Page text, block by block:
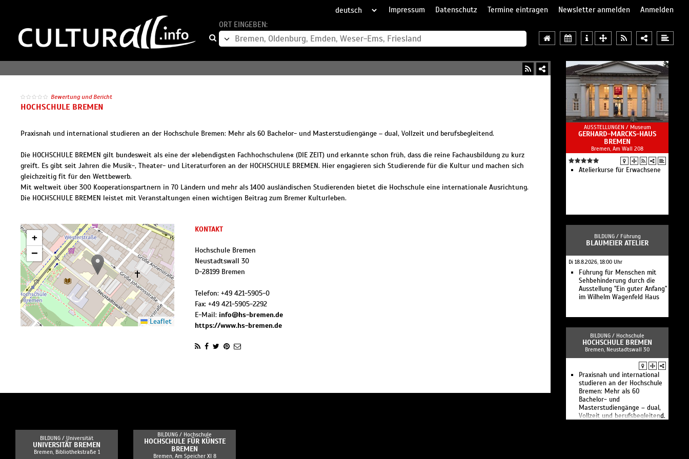
Impressum Datenschutz Termine eintragen Newsletter anmelden
Anmelden
ORT EINGEBEN:
Bewertung und Bericht
HOCHSCHULE BREMEN
Praxisnah und international studieren an der Hochschule Bremen: Mehr als 60 Bachelor- und Masterstudiengänge – dual, Vollzeit und berufsbegleitend.
Die HOCHSCHULE BREMEN gilt bundesweit als eine der »lebendigsten Fachhochschulen« (DIE ZEIT) und erkannte schon früh, dass die reine Fachausbildung zu kurz
greift. Es gibt seit Jahren die Musik-, Theater- und Literaturforen an der HOCHSCHULE BREMEN. Hier engagieren sich Studierende für die Kultur und machen sich
gleichzeitig fit für den Wettbewerb.
Mit weltweit über 300 Kooperationspartnern in 70 Ländern und mehr als 1400 ausländischen Studierenden bietet die Hochschule eine internationale Ausrichtung.
Die HOCHSCHULE BREMEN leistet mit Veranstaltungen einen wichtigen Beitrag zum Bremer Kulturleben.
+
−
Leaflet
KONTAKT
Hochschule Bremen
Neustadtswall 30
D-28199 Bremen
Telefon: +49 421-5905-0
Fax: +49 421-5905-2292
E-Mail: info@hs-bremen.de
https://www.hs-bremen.de
AUSSTELLUNGEN / Museum
GERHARD-MARCKS-HAUS
BREMEN
Bremen, Am Wall 208
Atelierkurse für Erwachsene
BILDUNG / Führung
BLAUMEIER ATELIER
Di 18.8.2026, 18:00 Uhr
Führung für Menschen mit
Sehbehinderung durch die
Ausstellung "Ein guter Anfang"
im Wilhelm Wagenfeld Haus
BILDUNG / Hochschule
HOCHSCHULE BREMEN
Bremen, Neustadtswall 30
Praxisnah und international
studieren an der Hochschule
Bremen: Mehr als 60
Bachelor- und
Masterstudiengänge – dual,
Vollzeit und berufsbegleitend.
BILDUNG / Universität
UNIVERSITÄT BREMEN
Bremen, Bibliothekstraße 1
BILDUNG / Hochschule
HOCHSCHULE FÜR KÜNSTE
BREMEN
Bremen, Am Speicher XI 8